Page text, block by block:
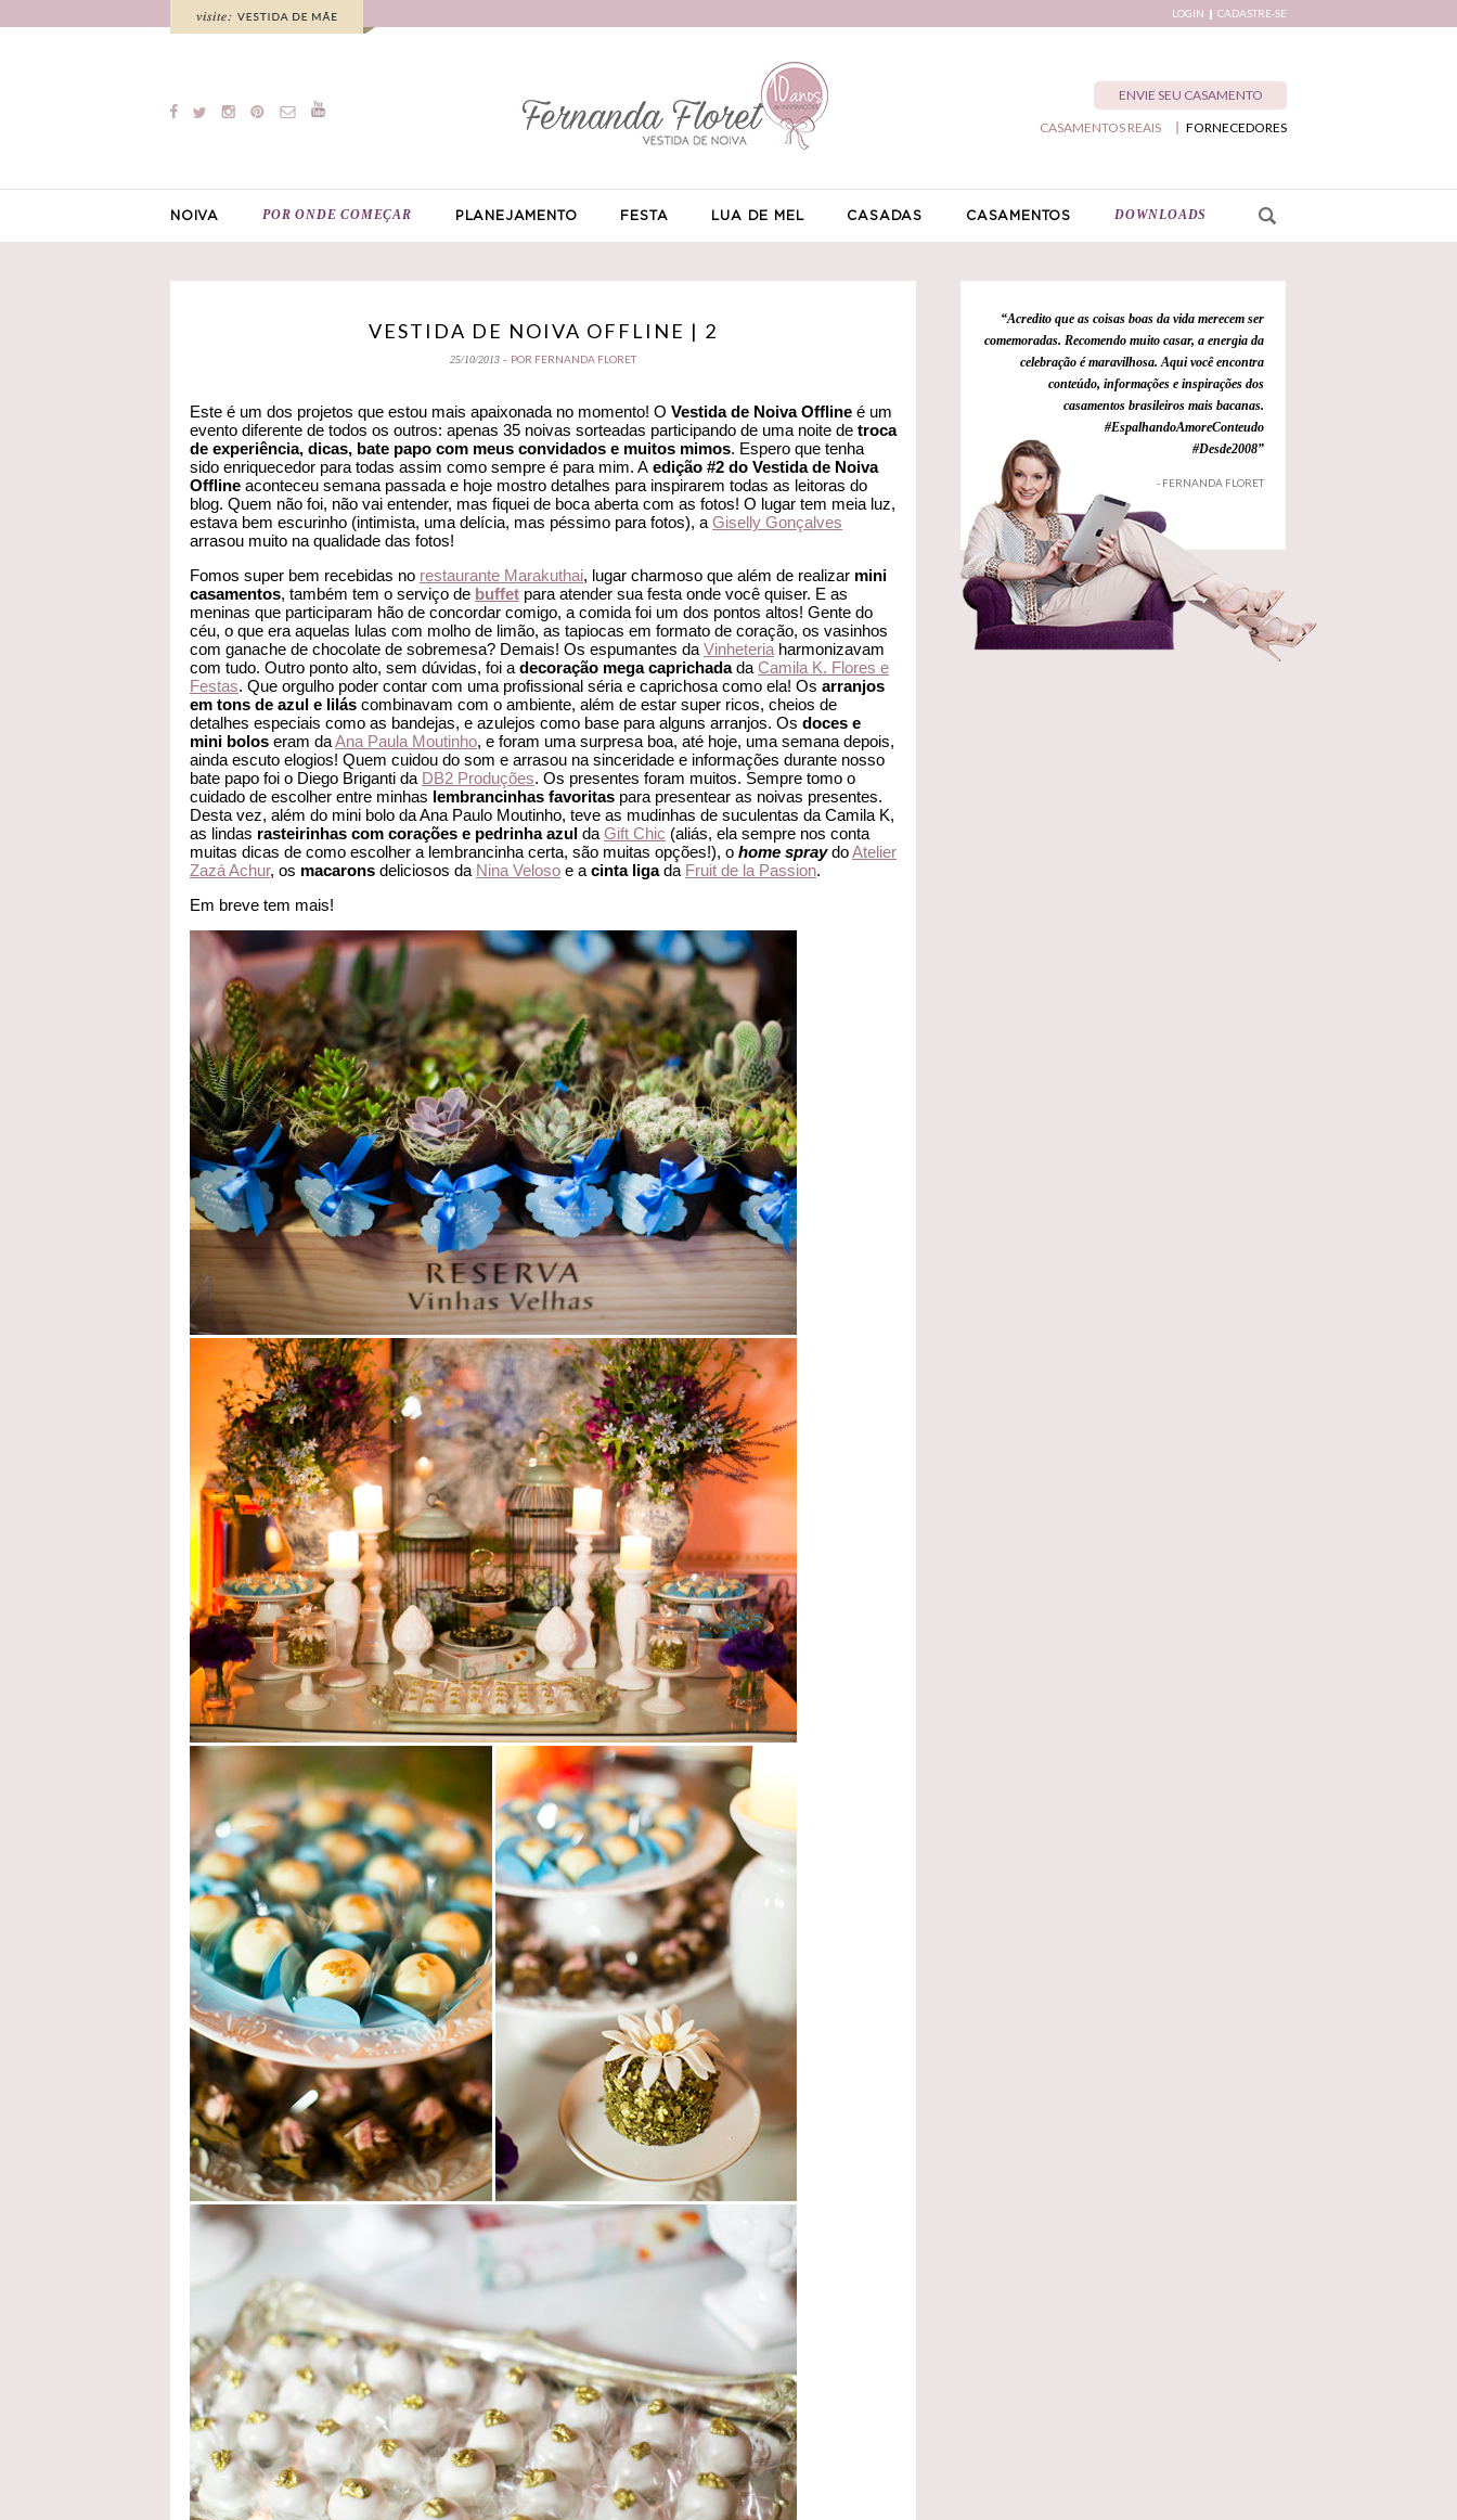
LOGIN CADASTRE-SE
ENVIE SEU CASAMENTO
FORNECEDORES
CASAMENTOS REAIS
NOIVA POR ONDE COMEÇAR PLANEJAMENTO FESTA LUA DE MEL CASADAS CASAMENTOS DOWNLOADS
VESTIDA DE NOIVA OFFLINE | 2
25/10/2013 - POR FERNANDA FLORET
Este é um dos projetos que estou mais apaixonada no momento! O Vestida de Noiva Offline é um
evento diferente de todos os outros: apenas 35 noivas sorteadas participando de uma noite de troca
de experiência, dicas, bate papo com meus convidados e muitos mimos. Espero que tenha
sido enriquecedor para todas assim como sempre é para mim. A edição #2 do Vestida de Noiva
Offline aconteceu semana passada e hoje mostro detalhes para inspirarem todas as leitoras do
blog. Quem não foi, não vai entender, mas fiquei de boca aberta com as fotos! O lugar tem meia luz,
estava bem escurinho (intimista, uma delícia, mas péssimo para fotos), a Giselly Gonçalves
arrasou muito na qualidade das fotos!
Fomos super bem recebidas no restaurante Marakuthai, lugar charmoso que além de realizar mini
casamentos, também tem o serviço de buffet para atender sua festa onde você quiser. E as
meninas que participaram hão de concordar comigo, a comida foi um dos pontos altos! Gente do
céu, o que era aquelas lulas com molho de limão, as tapiocas em formato de coração, os vasinhos
com ganache de chocolate de sobremesa? Demais! Os espumantes da Vinheteria harmonizavam
com tudo. Outro ponto alto, sem dúvidas, foi a decoração mega caprichadada Camila K. Flores e
Festas. Que orgulho poder contar com uma profissional séria e caprichosa como ela! Os arranjos
em tons de azul e lilás combinavam com o ambiente, além de estar super ricos, cheios de
detalhes especiais como as bandejas, e azulejos como base para alguns arranjos. Os doces e
mini bolos eram daAna Paula Moutinho, e foram uma surpresa boa, até hoje, uma semana depois,
ainda escuto elogios! Quem cuidou do som e arrasou na sinceridade e informações durante nosso
bate papo foi o Diego Briganti da DB2 Produções. Os presentes foram muitos. Sempre tomo o
cuidado de escolher entre minhas lembrancinhas favoritas para presentear as noivas presentes.
Desta vez, além do mini bolo da Ana Paulo Moutinho, teve as mudinhas de suculentas da Camila K,
as lindas rasteirinhas com corações e pedrinha azul da Gift Chic (aliás, ela sempre nos conta
muitas dicas de como escolher a lembrancinha certa, são muitas opções!), o home spraydoAtelier
Zazá Achur, os macarons deliciosos da Nina Veloso e a cinta ligada Fruit de la Passion.
Em breve tem mais!
“Acredito que as coisas boas da vida merecem ser
comemoradas. Recomendo muito casar, a energia da
celebração é maravilhosa. Aqui você encontra
conteúdo, informações e inspirações dos
casamentos brasileiros mais bacanas.
#EspalhandoAmoreConteudo
#Desde2008”
- FERNANDA FLORET